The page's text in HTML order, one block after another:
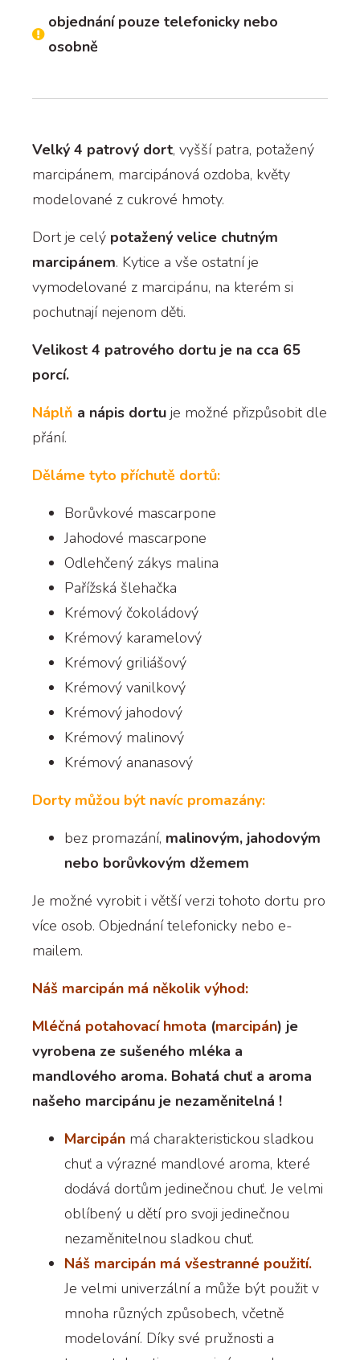
objednání pouze telefonicky nebo
osobně
Velký 4 patrový dort, vyšší patra, potažený
marcipánem, marcipánová ozdoba, květy
modelované z cukrové hmoty.
Dort je celý potažený velice chutným
marcipánem. Kytice a vše ostatní je
vymodelované z marcipánu, na kterém si
pochutnají nejenom děti.
Velikost 4 patrového dortu je na cca 65
porcí.
Náplň a nápis dortu je možné přizpůsobit dle
přání.
Děláme tyto příchutě dortů:
Borůvkové mascarpone
Jahodové mascarpone
Odlehčený zákys malina
Pařížská šlehačka
Krémový čokoládový
Krémový karamelový
Krémový griliášový
Krémový vanilkový
Krémový jahodový
Krémový malinový
Krémový ananasový
Dorty můžou být navíc promazány:
bez promazání, malinovým, jahodovým
nebo borůvkovým džemem
Je možné vyrobit i větší verzi tohoto dortu pro
více osob. Objednání telefonicky nebo e-
mailem.
Náš marcipán má několik výhod:
Mléčná potahovací hmota (marcipán) je
vyrobena ze sušeného mléka a
mandlového aroma. Bohatá chuť a aroma
našeho marcipánu je nezaměnitelná !
Marcipán má charakteristickou sladkou
chuť a výrazné mandlové aroma, které
dodává dortům jedinečnou chuť. Je velmi
oblíbený u dětí pro svoji jedinečnou
nezaměnitelnou sladkou chuť.
Náš marcipán má všestranné použití.
Je velmi univerzální a může být použit v
mnoha různých způsobech, včetně
modelování. Díky své pružnosti a